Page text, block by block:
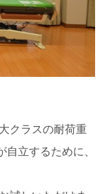
クラスの耐荷重
立するために、